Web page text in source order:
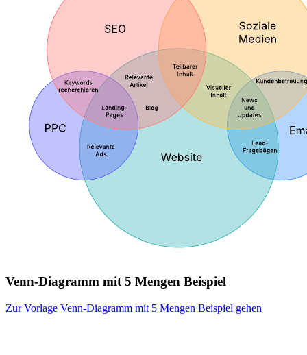
Venn-Diagramm mit 5 Mengen Beispiel
Zur Vorlage Venn-Diagramm mit 5 Mengen Beispiel gehen